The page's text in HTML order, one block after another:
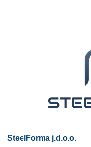
SteelForma j.d.o.o.